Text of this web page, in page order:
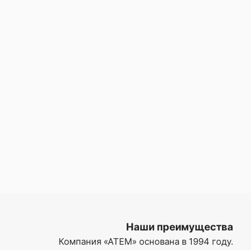
Наши преимущества
Компания «АТЕМ» основана в 1994 году.